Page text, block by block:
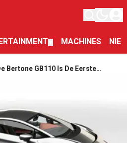
MACHINES
Bertone GB110 Is De Eerste